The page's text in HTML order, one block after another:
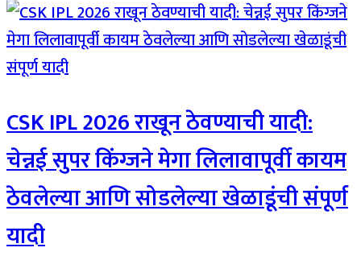
CSK IPL 2026 राखून ठेवण्याची यादी:
चेन्नई सुपर किंग्जने मेगा लिलावापूर्वी कायम
ठेवलेल्या आणि सोडलेल्या खेळाडूंची संपूर्ण
यादी